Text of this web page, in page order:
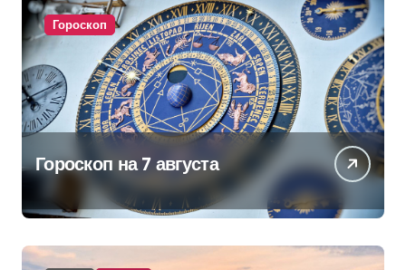
Гороскоп
Гороскоп на 7 августа